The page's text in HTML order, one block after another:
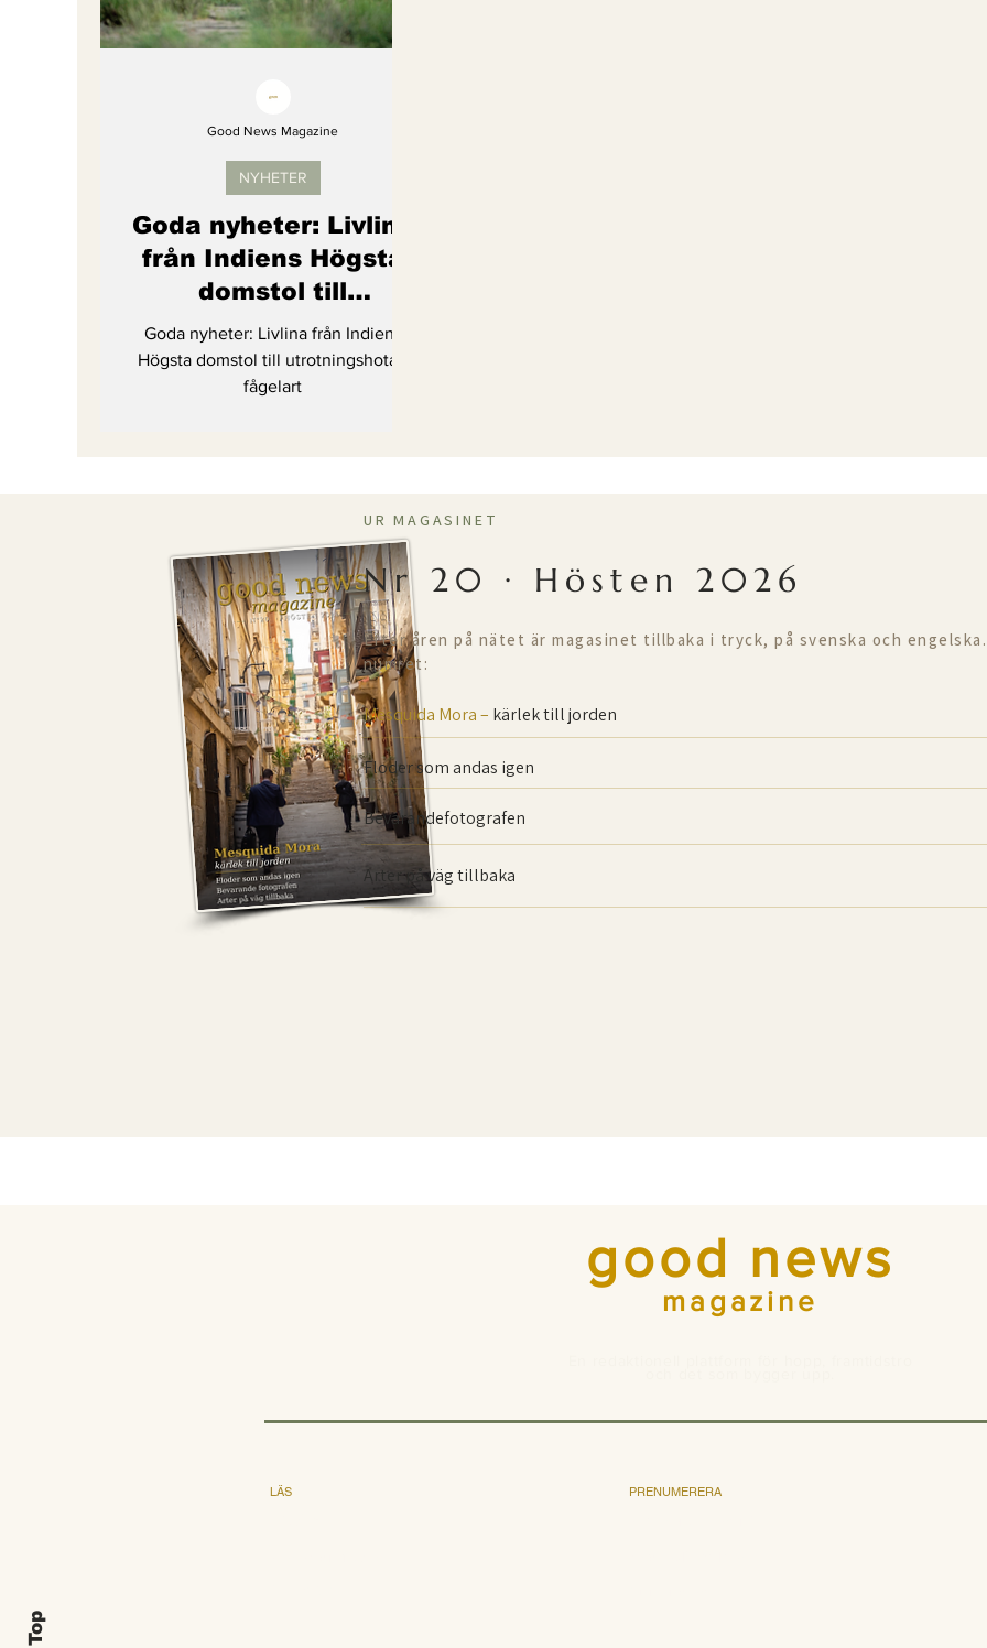
Goda nyheter: Livlina
från Indiens Högsta
domstol till
utrotningshotad
fågelart
Goda nyheter: Livlina från Indiens
Högsta domstol till utrotningshotad
fågelart
NYHETER
Good News Magazine
UR MAGASINET
Nr 20 · Hösten 2026
Efter åren på nätet är magasinet tillbaka i tryck, på svenska och
numret:
Mesquida Mora – kärlek till jorden
Floder som andas igen
Bevarande­fotografen
Arter på väg tillbaka
good news
magazine
LÄS PRENUMERERA